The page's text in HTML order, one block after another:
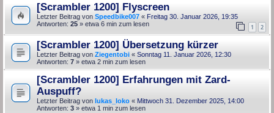
[Scrambler 1200] Flyscreen
Letzter Beitrag von Speedbike007 « Freitag 30. Januar 2026, 19:35
Antworten: 25 1 2
» etwa 6 min zum lesen
[Scrambler 1200] Übersetzung kürzer
Letzter Beitrag von Ziegentobi « Sonntag 11. Januar 2026, 12:30
Antworten: 7 » etwa 2 min zum lesen
[Scrambler 1200] Erfahrungen mit Zard-
Auspuff?
Letzter Beitrag von lukas_loko « Mittwoch 31. Dezember 2025, 14:00
Antworten: 3 » etwa 1 min zum lesen